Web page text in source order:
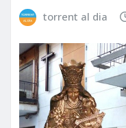
torrent al dia